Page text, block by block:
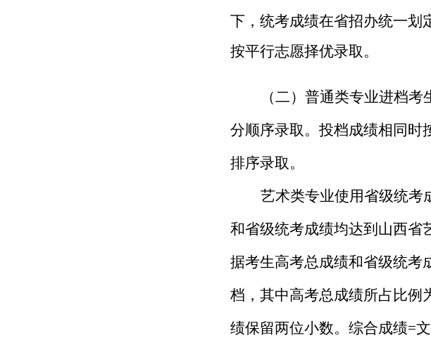
下，统考成绩在省招办统一划
按平行志愿择优录取。
（二） 普通类专业进档考
分顺序录取。投档成绩相同时
排序录取。
艺术类专业使用省级统考
和省级统考成绩均达到山西省
据考生高考总成绩和省级统考
档，其中高考总成绩所占比例
绩保留两位小数。 综合成绩=